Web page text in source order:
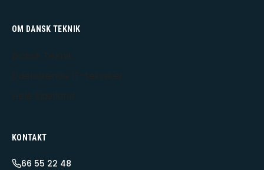
OM DANSK TEKNIK
KONTAKT
66 55 22 48